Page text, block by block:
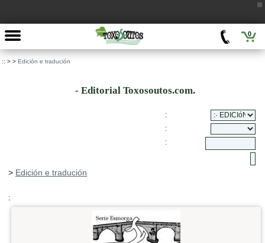
0
:: > > Edición e tradución
- Editorial Toxosoutos.com.
:
:
:
> Edición e tradución
: